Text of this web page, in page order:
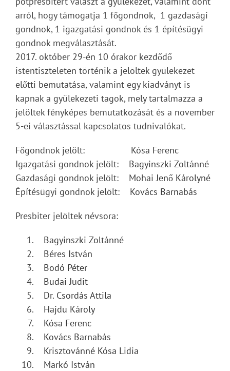
arról, hogy támogatja 1 főgondnok, 1 gazdasági
gondnok, 1 igazgatási gondnok és 1 építésügyi
gondnok megválasztását.
2017. október 29-én 10 órakor kezdődő
istentiszteleten történik a jelöltek gyülekezet
előtti bemutatása, valamint egy kiadványt is
kapnak a gyülekezeti tagok, mely tartalmazza a
jelöltek fényképes bemutatkozását és a november
5-ei választással kapcsolatos tudnivalókat.
Főgondnok jelölt: Kósa Ferenc
Igazgatási gondnok jelölt: Bagyinszki Zoltánné
Gazdasági gondnok jelölt: Mohai Jenő Károlyné
Építésügyi gondnok jelölt: Kovács Barnabás
Presbiter jelöltek névsora:
Bagyinszki Zoltánné
Béres István
Bodó Péter
Budai Judit
Dr. Csordás Attila
Hajdu Károly
Kósa Ferenc
Kovács Barnabás
Krisztovánné Kósa Lidia
Markó István